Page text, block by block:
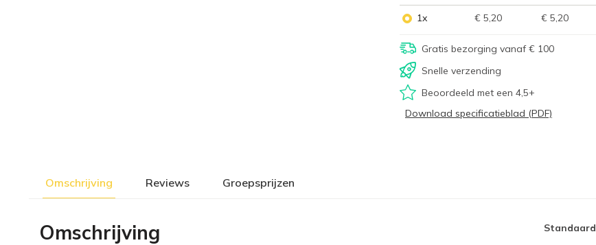
1x € 5,20 € 5,20
Gratis bezorging vanaf € 100
Snelle verzending
Beoordeeld met een 4,5+
Download specificatieblad (PDF)
Omschrijving Reviews Groepsprijzen
Omschrijving Standaard